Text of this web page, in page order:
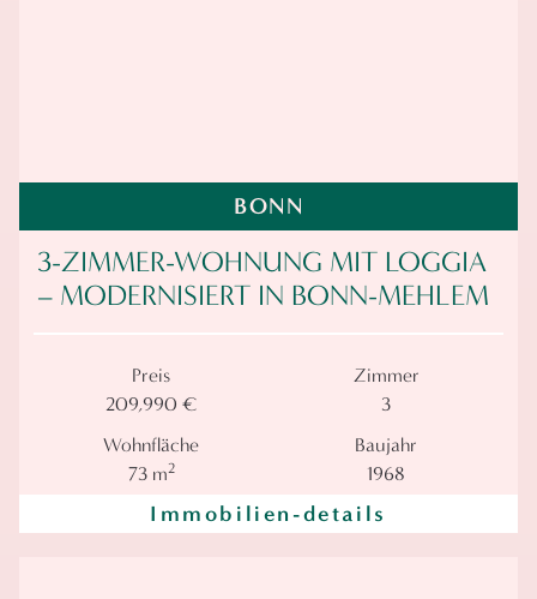
BONN
3-ZIMMER-WOHNUNG MIT LOGGIA
– MODERNISIERT IN BONN-MEHLEM
Preis
209,990 €
Zimmer
3
Wohnfläche
73 m2
Baujahr
1968
Immobilien-details